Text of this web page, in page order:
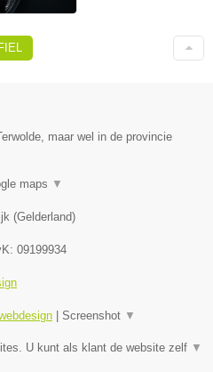
maar wel in de provincie
maps ▼
(Gelderland)
09199934
| Screenshot ▼
U kunt als klant de website zelf ▼